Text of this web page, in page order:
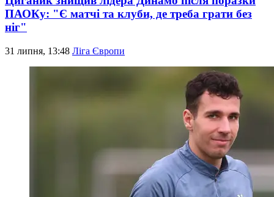
ПАОКу: "Є матчі та клуби, де треба грати без
ніг"
31 липня, 13:48 Ліга Європи